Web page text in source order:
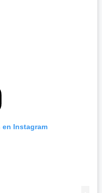
en Instagram